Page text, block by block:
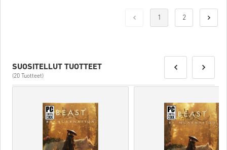
1 2
SUOSITELLUT TUOTTEET
(20 Tuotteet)